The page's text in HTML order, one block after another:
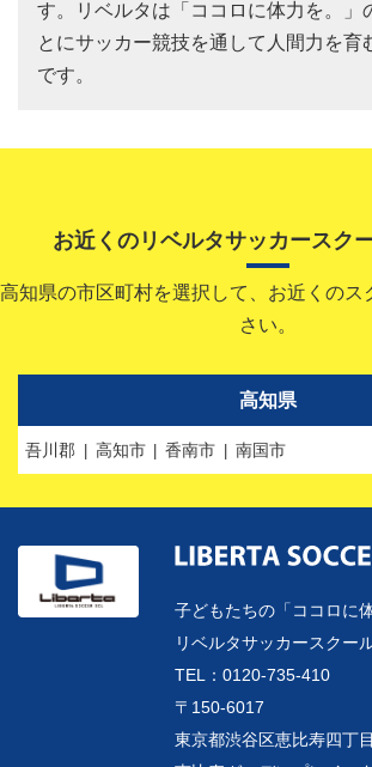
す。リベルタは「ココロに体力を。」
とにサッカー競技を通して人間力を育
です。
お近くのリベルタサッカースク
高知県の市区町村を選択して、お近くのス
さい。
高知県
吾川郡 高知市 香南市 南国市
子どもたちの「ココロに
リベルタサッカースクー
TEL：0120-735-410
〒150-6017
東京都渋谷区恵比寿四丁